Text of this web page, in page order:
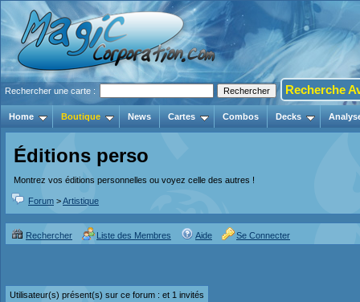
Rechercher une carte : Recherche
Home Boutique News Cartes Combos Decks
Éditions perso
Montrez vos éditions personnelles ou voyez celle des autres !
Forum >Artistique
Rechercher Liste des Membres Aide Se Connecter
Utilisateur(s) présent(s) sur ce forum : et 1 invités